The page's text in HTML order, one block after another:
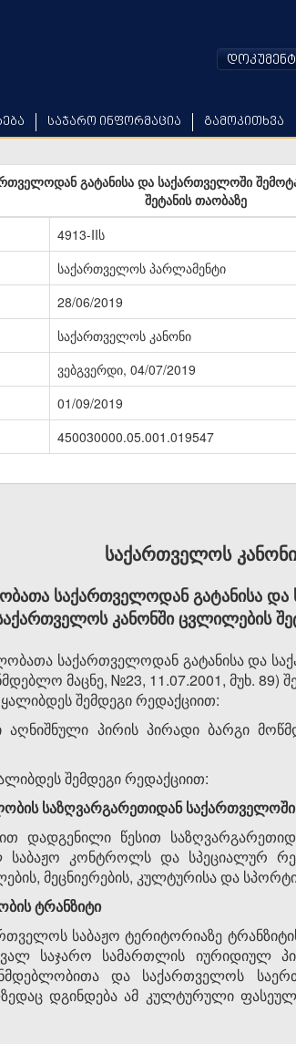
საჯარო ინფორმაცია გამოკითხვა
გატანისა და საქართველოში
შეტანის თაობაზე
4913-IIს
საქართველოს პარლამენტი
28/06/2019
საქართველოს კანონი
ვებგვერდი, 04/07/2019
01/09/2019
450030000.05.001.019547
საქართველოს კანონი
საქართველოდან გატანისა და
კანონში ცვლილების
საქართველოდან გატანისა და
მაცნე, №23, 11.07.2001, მუხ. 89)
შემდეგი რედაქციით:
აღნიშნული პირის პირადი ბარგი
შემდეგი რედაქციით:
საზღვარგარეთიდან საქართველოში
დადგენილი წესით
კონტროლს და სპეციალურ
მეცნიერების, კულტურისა და
ტრანზიტი
საბაჟო ტერიტორიაზე
საჯარო სამართლის იურიდიულ
და საქართველოს
დგინდება ამ კულტურული